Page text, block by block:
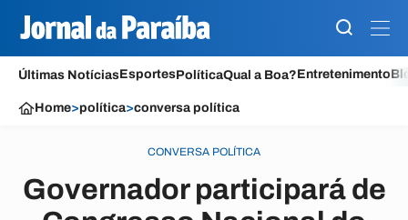
Últimas NotíciasEsportesPolíticaQual a Boa?Entretenimento
Home>política>conversa política
CONVERSA POLÍTICA
Governador participará de